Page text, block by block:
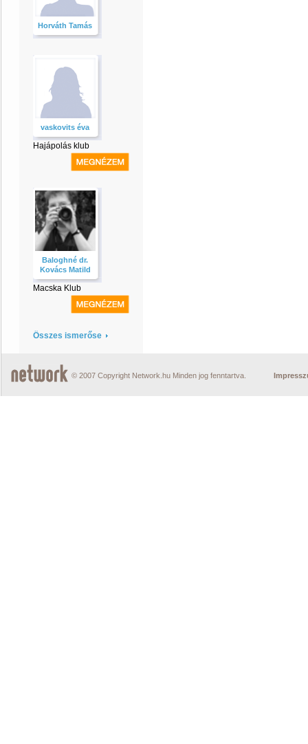
Horváth Tamás
vaskovits éva
Hajápolás klub
Baloghné dr.
Kovács Matild
Macska Klub
Összes ismerőse
© 2007 Copyright Network.hu Minden jog fenntartva.